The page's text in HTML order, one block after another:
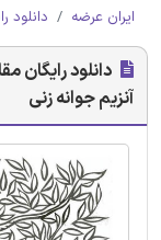
ایران عرضه دانلود
دانلود رایگان
آنزیم جوانه زنی